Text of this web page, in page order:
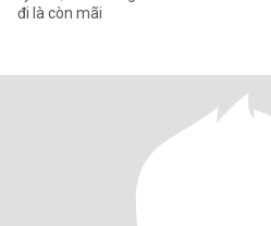
đi là còn mãi